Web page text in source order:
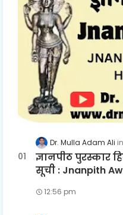
Dr. Mulla Adam Ali
ज्ञानपीठ पुरस्कार
सूची : Jnanpith
12:56 pm